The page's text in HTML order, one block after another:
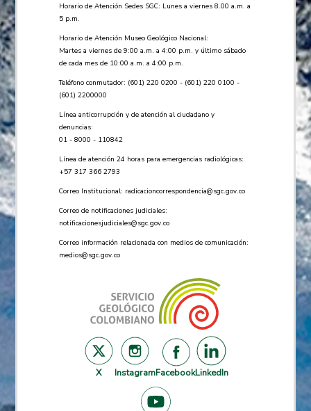
Horario de Atención Sedes SGC: Lunes a viernes 8.00 a.m. a
5 p.m.
Horario de Atención Museo Geológico Nacional:
Martes a viernes de 9:00 a.m. a 4:00 p.m. y último sábado
de cada mes de 10:00 a.m. a 4:00 p.m.
Teléfono conmutador: (601) 220 0200 - (601) 220 0100 -
(601) 2200000
Línea anticorrupción y de atención al ciudadano y
denuncias:
01 - 8000 - 110842
Línea de atención 24 horas para emergencias radiológicas:
+57 ​317 366 2793
Correo Institucional: radicacioncorrespondencia@sgc.gov.co
Correo de notificaciones judiciales:
notificacionesjudiciales@sgc.gov.co
Correo información relacionada con medios de comunicación:
medios@sgc.gov.co
X InstagramFacebookLinkedIn